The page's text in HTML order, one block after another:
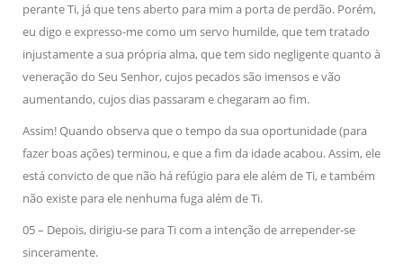
perante Ti, já que tens aberto para mim a porta de perdão. Porém,
eu digo e expresso-me como um servo humilde, que tem tratado
injustamente a sua própria alma, que tem sido negligente quanto à
veneração do Seu Senhor, cujos pecados são imensos e vão
aumentando, cujos dias passaram e chegaram ao fim.
Assim! Quando observa que o tempo da sua oportunidade (para
fazer boas ações) terminou, e que a fim da idade acabou. Assim, ele
está convicto de que não há refúgio para ele além de Ti, e também
não existe para ele nenhuma fuga além de Ti.
05 – Depois, dirigiu-se para Ti com a intenção de arrepender-se
sinceramente.